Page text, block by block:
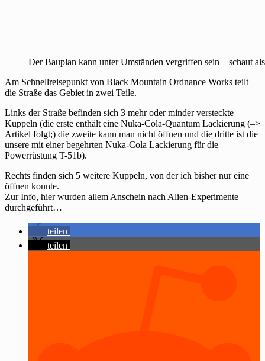
Der Bauplan kann unter Umständen vergriffen sein – schaut
Am Schnellreisepunkt von Black Mountain Ordnance Works teilt
die Straße das Gebiet in zwei Teile.
Links der Straße befinden sich 3 mehr oder minder versteckte
Kuppeln (die erste enthält eine Nuka-Cola-Quantum Lackierung (–>
Artikel folgt;) die zweite kann man nicht öffnen und die dritte ist die
unsere mit einer begehrten Nuka-Cola Lackierung für die
Powerrüstung T-51b).
Rechts finden sich 5 weitere Kuppeln, von der ich bisher nur eine
öffnen konnte.
Zur Info, hier wurden allem Anschein nach Alien-Experimente
durchgeführt…
teilen
teilen